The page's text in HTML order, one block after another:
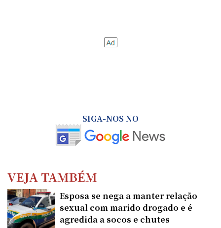
SIGA-NOS NO
VEJA TAMBÉM
Esposa se nega a manter relação
sexual com marido drogado e é
agredida a socos e chutes